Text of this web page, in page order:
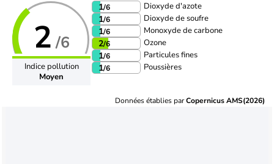
2 /6
Indice pollution
Moyen
1/6 Dioxyde d'azote
1/6 Dioxyde de soufre
1/6 Monoxyde de carbone
2/6 Ozone
1/6 Particules fines
1/6 Poussières
Données établies parCopernicus AMS(2026)